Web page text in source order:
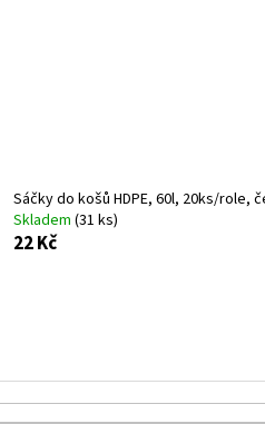
Sáčky do košů HDPE, 60l, 20ks/role,
Skladem(31 ks)
22 Kč